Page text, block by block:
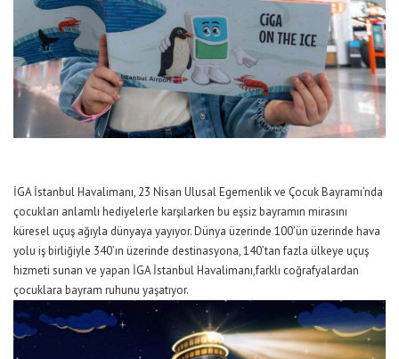
İGA İstanbul Havalimanı, 23 Nisan Ulusal Egemenlik ve Çocuk Bayramı’nda
çocukları anlamlı hediyelerle karşılarken bu eşsiz bayramın mirasını
küresel uçuş ağıyla dünyaya yayıyor.Dünya üzerinde 100’ün üzerinde hava
yolu iş birliğiyle 340’ın üzerinde destinasyona,140’tan fazla ülkeye uçuş
hizmeti sunan ve yapan İGAİstanbul Havalimanı,farklı coğrafyalardan
çocuklara bayram ruhunu yaşatıyor.